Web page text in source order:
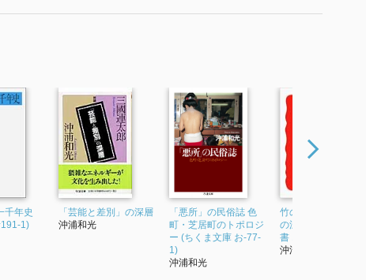
挙げると、医師の目から見た中世以降のハンセン病略史
るまでの近代日本の動き（「ハンセン病と近現代日本」
雅夫）、ハンセン病を取り上げたとされる映画に関する
けてくるもの」白井佳夫）、そして療養所内で亡くなっ
子の手紙（「父への手紙」林力）は、あるいは示唆に富
っている。
に遡ることが可能である。中世の語り物である『説経
著しく損なう病態から、天刑病と呼ばれたり、仏罰の結
性は弱い。一方で、発症は「体質」「栄養状態」などに
有する家族内で複数発症することがある。主因は細菌だ
千年史
1)
「芸能と差別」の深層
沖浦和光
「悪所」の民俗誌 色
町・芝居町のトポロジ
ー (ちくま文庫 お-77-
1)
沖浦和光
竹の民俗誌 日本文化
の深層を探る (岩波新
書 187)
沖浦和光